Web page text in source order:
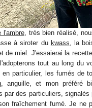
l'ambre, très bien réalisé,
à siroter du kwass , la
de miel. J'essaierai la
tout au long du
particulier, les fumés de
anguille, et mon préféré
par des particuliers, signalés
fraîchement fumé. Je ne